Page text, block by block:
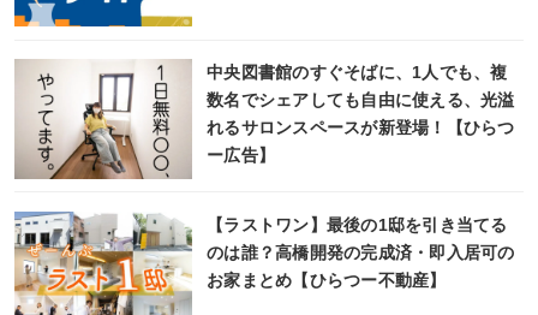
中央図書館のすぐそばに、1人でも、複
数名でシェアしても自由に使える、光溢
れるサロンスペースが新登場！【ひらつ
ー広告】
【ラストワン】最後の1邸を引き当てる
のは誰？高橋開発の完成済・即入居可の
お家まとめ【ひらつー不動産】